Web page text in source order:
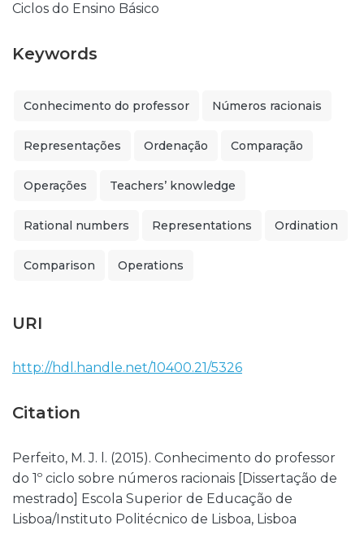
Ciclos do Ensino Básico
Keywords
Conhecimento do professor Números racionais
Representações Ordenação Comparação
Operações Teachers’ knowledge
Rational numbers Representations Ordination
Comparison Operations
URI
http://hdl.handle.net/10400.21/5326
Citation
Perfeito, M. J. l. (2015). Conhecimento do professor
do 1º ciclo sobre números racionais [Dissertação de
mestrado] Escola Superior de Educação de
Lisboa/Instituto Politécnico de Lisboa, Lisboa